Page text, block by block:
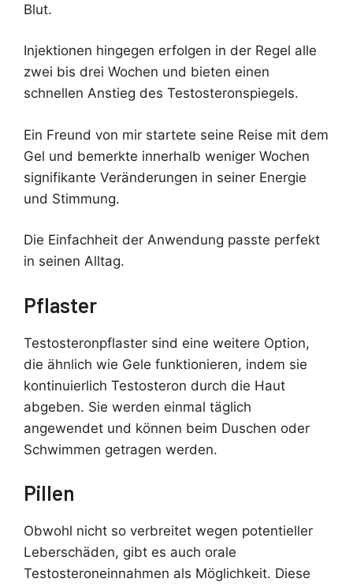
Blut.
Injektionen hingegen erfolgen in der Regel alle
zwei bis drei Wochen und bieten einen
schnellen Anstieg des Testosteronspiegels.
Ein Freund von mir startete seine Reise mit dem
Gel und bemerkte innerhalb weniger Wochen
signifikante Veränderungen in seiner Energie
und Stimmung.
Die Einfachheit der Anwendung passte perfekt
in seinen Alltag.
Pflaster
Testosteronpflaster sind eine weitere Option,
die ähnlich wie Gele funktionieren, indem sie
kontinuierlich Testosteron durch die Haut
abgeben. Sie werden einmal täglich
angewendet und können beim Duschen oder
Schwimmen getragen werden.
Pillen
Obwohl nicht so verbreitet wegen potentieller
Leberschäden, gibt es auch orale
Testosteroneinnahmen als Möglichkeit. Diese